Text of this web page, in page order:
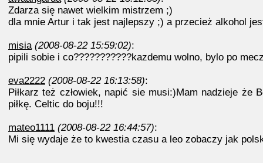
Zdarza się nawet wielkim mistrzem ;)
dla mnie Artur i tak jest najlepszy ;) a przecież alkohol
misia (2008-08-22 15:59:02):
pipili sobie i co???????????kazdemu wolno, bylo po
eva2222 (2008-08-22 16:13:58):
Piłkarz też człowiek, napić sie musi:)Mam nadzieje
piłkę. Celtic do boju!!!
mateo1111 (2008-08-22 16:44:57):
Mi się wydaje że to kwestia czasu a leo zobaczy jak